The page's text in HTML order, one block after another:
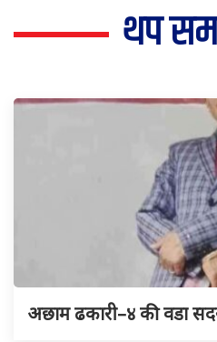
थप
अछाम ढकारी–४ की वडा